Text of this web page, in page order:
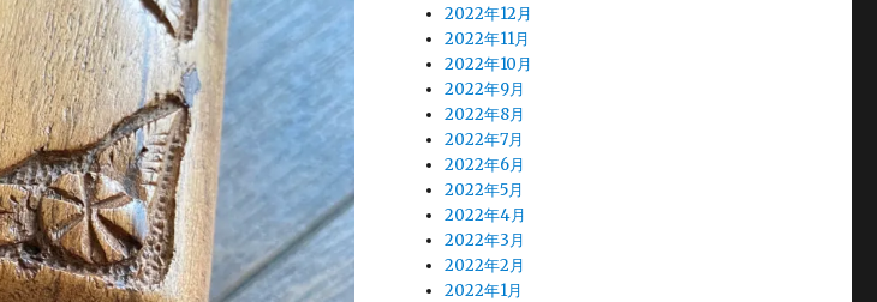
2022年12月
2022年11月
2022年10月
2022年9月
2022年8月
2022年7月
2022年6月
2022年5月
2022年4月
2022年3月
2022年2月
2022年1月